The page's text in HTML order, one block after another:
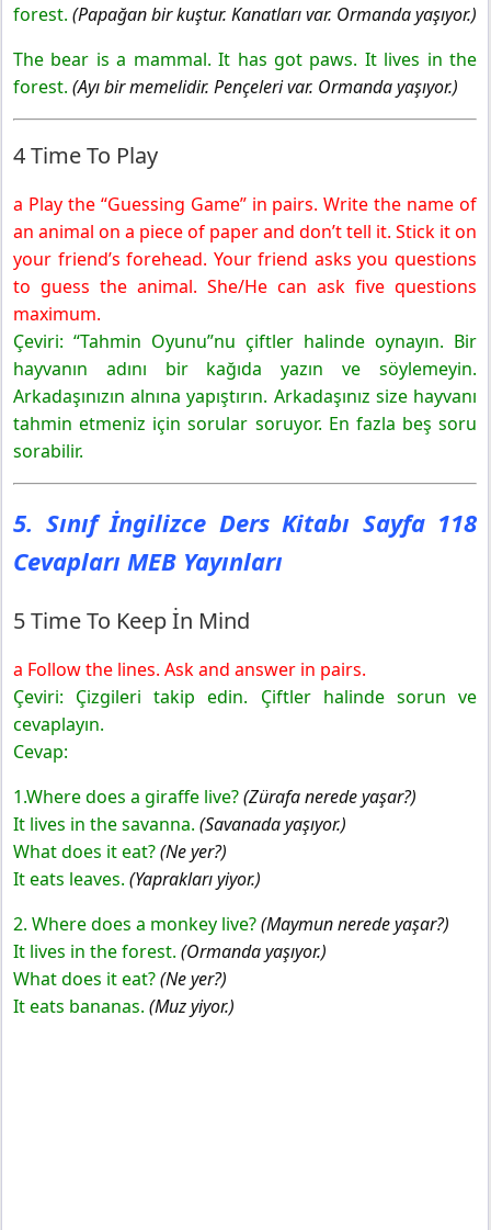
forest. (Papağan bir kuştur. Kanatları var. Ormanda yaşıyor.)
The bear is a mammal. It has got paws. It lives in the
forest. (Ayı bir memelidir. Pençeleri var. Ormanda yaşıyor.)
4 Time To Play
a Play the “Guessing Game” in pairs. Write the name of
an animal on a piece of paper and don’t tell it. Stick it on
your friend’s forehead. Your friend asks you questions
to guess the animal. She/He can ask five questions
maximum.
Çeviri: “Tahmin Oyunu”nu çiftler halinde oynayın. Bir
hayvanın adını bir kağıda yazın ve söylemeyin.
Arkadaşınızın alnına yapıştırın. Arkadaşınız size hayvanı
tahmin etmeniz için sorular soruyor. En fazla beş soru
sorabilir.
5. Sınıf İngilizce Ders Kitabı Sayfa 118
Cevapları MEB Yayınları
5 Time To Keep İn Mind
a Follow the lines. Ask and answer in pairs.
Çeviri: Çizgileri takip edin. Çiftler halinde sorun ve
cevaplayın.
Cevap:
1.Where does a giraffe live?(Zürafa nerede yaşar?)
It lives in the savanna. (Savanada yaşıyor.)
What does it eat?(Ne yer?)
It eats leaves. (Yaprakları yiyor.)
2. Where does a monkey live?(Maymun nerede yaşar?)
It lives in the forest. (Ormanda yaşıyor.)
What does it eat?(Ne yer?)
It eats bananas. (Muz yiyor.)